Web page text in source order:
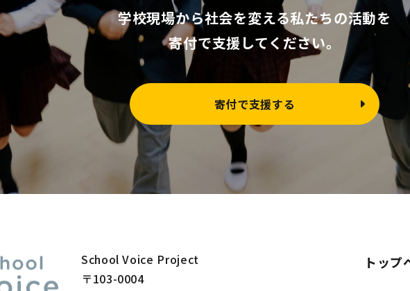
学校現場から社会を変える私たちの活動を
寄付で支援してください。
寄付で支援する
School Voice Project
〒103-0004
トップ